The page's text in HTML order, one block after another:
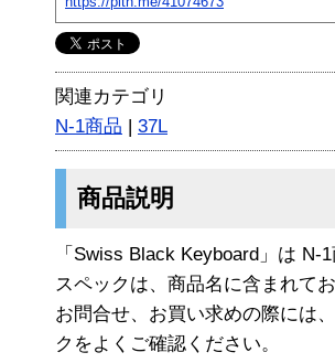
関連カテゴリ
N-1商品 | 37L
商品説明
「Swiss Black Keyboard」は N-
スペックは、商品名に含まれて
お問合せ、お買い求めの際には
クをよくご確認ください。